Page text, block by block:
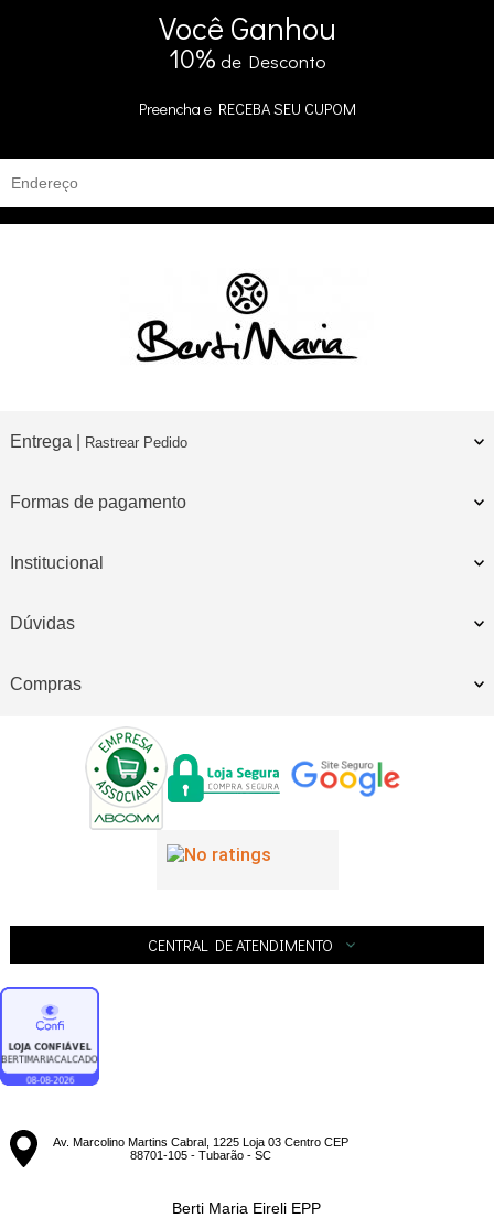
5% DE DESCONTO
Você Ganhou
10% de Desconto
Preencha e RECEBA SEU CUPOM
Entrega | Rastrear Pedido
Formas de pagamento
Institucional
Dúvidas
Compras
CENTRAL DE ATENDIMENTO
Av. Marcolino Martins Cabral, 1225 Loja 03 Centro CEP
88701-105 - Tubarão - SC
Berti Maria Eireli EPP